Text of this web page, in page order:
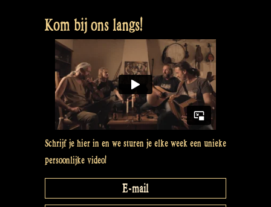
Kom bij ons langs!
Schrijf je hier in en we sturen je elke week een unieke
persoonlijke video!